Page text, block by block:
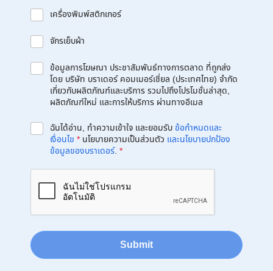
เครื่องพิมพ์สติกเกอร์
จักรเย็บผ้า
ข้อมูลการโฆษณา ประชาสัมพันธ์ทางการตลาด ที่ถูกส่ง
โดย บริษัท บราเดอร์ คอมเมอร์เชี่ยล (ประเทศไทย) จำกัด
เกี่ยวกับผลิตภัณฑ์และบริการ รวมไปถึงโปรโมชั่นล่าสุด,
ผลิตภัณฑ์ใหม่ และการให้บริการ ผ่านทางอีเมล
ฉันได้อ่าน, ทำความเข้าใจ และยอมรับข้อกำหนดและ
เงื่อนไข * นโยบายความเป็นส่วนตัว และนโยบายปกป้อง
ข้อมูลของบราเดอร์. *
Submit